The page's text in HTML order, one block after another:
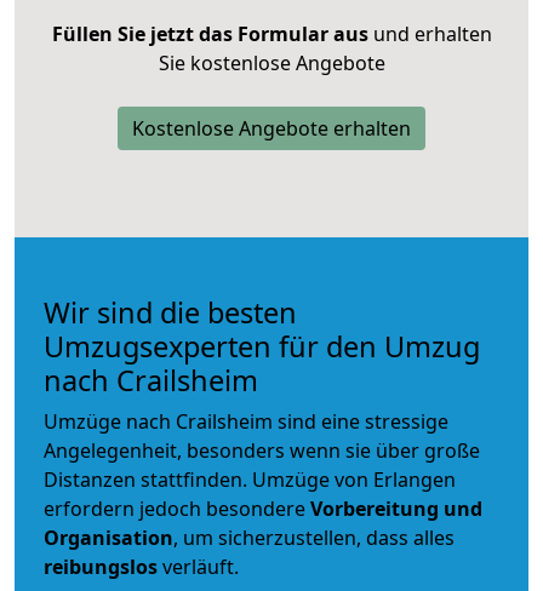
Füllen Sie jetzt das Formular ausund erhalten
Sie kostenlose Angebote
Kostenlose Angebote erhalten
Wir sind die besten
Umzugsexperten für den Umzug
nach Crailsheim
Umzüge nach Crailsheim sind eine stressige
Angelegenheit, besonders wenn sie über große
Distanzen stattfinden. Umzüge von Erlangen
erfordern jedoch besondereVorbereitung und
Organisation, um sicherzustellen, dass alles
reibungslosverläuft.